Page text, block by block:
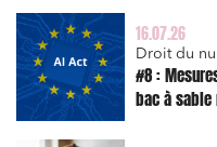
16.07.26
Droit du
#8 :
bac à sable